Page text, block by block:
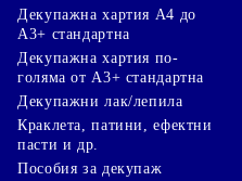
Декупажна хартия А4 до
А3+ стандартна
Декупажна хартия по-
голяма от А3+ стандартна
Декупажни лак/лепила
Краклета, патини, ефектни
пасти и др.
Пособия за декупаж